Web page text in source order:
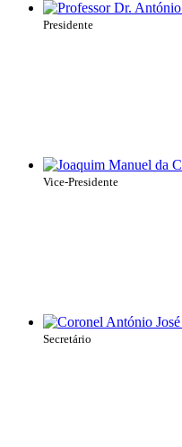
Presidente
Vice-Presidente
Secretário